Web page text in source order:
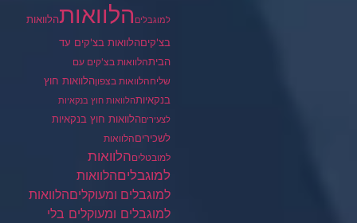
למוגבלים הלוואותהלוואות
בצ'קיםהלוואות בצ'קים עד
הביתהלוואות בצ'קים עם
שליחהלוואות בצפוןהלוואות חוץ
בנקאיותהלוואות חוץ בנקאיות
לצעיריםהלוואות חוץ בנקאיות
לשכיריםהלוואות
למובטליםהלוואות
למוגבליםהלוואות
למוגבלים ומעוקליםהלוואות
למוגבלים ומעוקלים בלי